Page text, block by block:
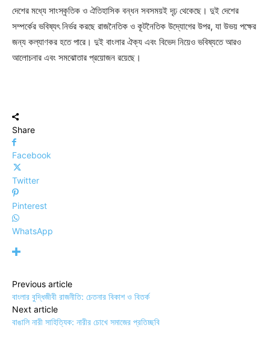
দেশের মধ্যে সাংস্কৃতিক ও ঐতিহাসিক বন্ধন সবসময়ই দৃঢ় থেকেছে। দুই দেশের
সম্পর্কের ভবিষ্যৎ নির্ভর করছে রাজনৈতিক ও কূটনৈতিক উদ্যোগের উপর, যা উভয় পক্ষের
জন্য কল্যাণকর হতে পারে। দুই বাংলার ঐক্য এবং বিভেদ নিয়েও ভবিষ্যতে আরও
আলোচনার এবং সমঝোতার প্রয়োজন রয়েছে।
Share
Facebook
Twitter
Pinterest
WhatsApp
Previous article
বাংলার বুদ্ধিজীবী রাজনীতি: চেতনার বিকাশ ও বিতর্ক
Next article
বাঙালি নারী সাহিত্যিক: নারীর চোখে সমাজের প্রতিচ্ছবি